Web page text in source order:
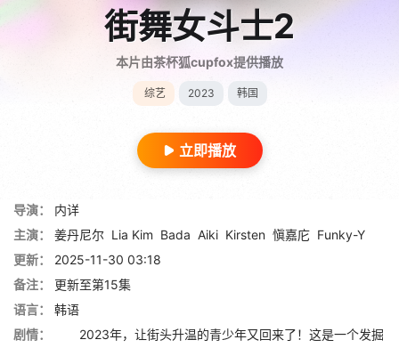
街舞女斗士2
本片由茶杯狐cupfox提供播放
综艺 2023 韩国
立即播放
导演：
内详
主演：
姜丹尼尔 Lia Kim Bada Aiki Kirsten 愼嘉庀 Funky-Y
更新：
2025-11-30 03:18
备注：
更新至第15集
语言：
韩语
剧情：
2023年，让街头升温的青少年又回来了！这是一个发掘